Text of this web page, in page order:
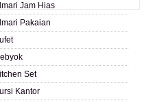
Jam Hias
Pakaian
Set
Kantor